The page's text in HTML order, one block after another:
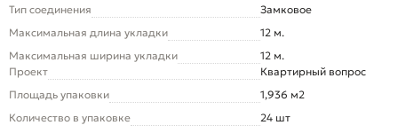
Тип соединения
Замковое
Максимальная длина укладки
12 м.
Максимальная ширина укладки
12 м.
Проект
Квартирный вопрос
Площадь упаковки
1,936 м2
Количество в упаковке
24 шт